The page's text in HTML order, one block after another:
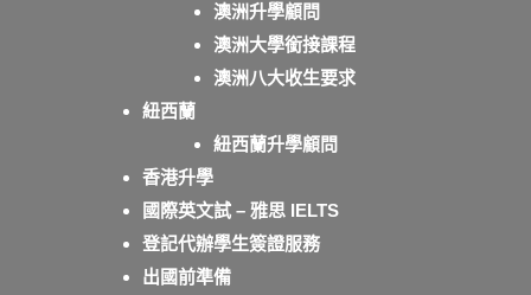
澳洲升學顧問
澳洲大學銜接課程
澳洲八大收生要求
紐西蘭
紐西蘭升學顧問
香港升學
國際英文試 – 雅思 IELTS
登記代辦學生簽證服務
出國前準備